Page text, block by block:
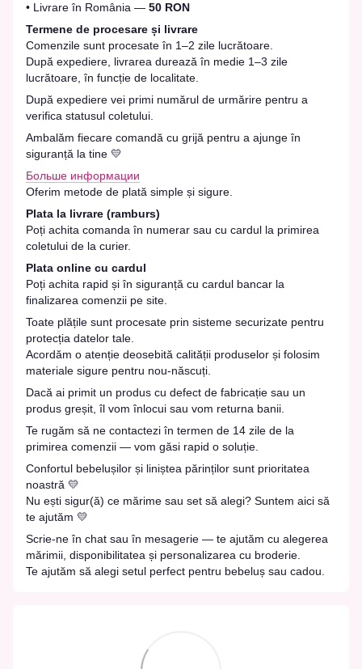
• Livrare în România — 50 RON
Termene de procesare și livrare
Comenzile sunt procesate în 1–2 zile lucrătoare.
După expediere, livrarea durează în medie 1–3 zile
lucrătoare, în funcție de localitate.
După expediere vei primi numărul de urmărire pentru a
verifica statusul coletului.
Ambalăm fiecare comandă cu grijă pentru a ajunge în
siguranță la tine 💛
Больше информации
Oferim metode de plată simple și sigure.
Plata la livrare (ramburs)
Poți achita comanda în numerar sau cu cardul la primirea
coletului de la curier.
Plata online cu cardul
Poți achita rapid și în siguranță cu cardul bancar la
finalizarea comenzii pe site.
Toate plățile sunt procesate prin sisteme securizate pentru
protecția datelor tale.
Acordăm o atenție deosebită calității produselor și folosim
materiale sigure pentru nou-născuți.
Dacă ai primit un produs cu defect de fabricație sau un
produs greșit, îl vom înlocui sau vom returna banii.
Te rugăm să ne contactezi în termen de 14 zile de la
primirea comenzii — vom găsi rapid o soluție.
Confortul bebelușilor și liniștea părinților sunt prioritatea
noastră 💛
Nu ești sigur(ă) ce mărime sau set să alegi? Suntem aici să
te ajutăm 💛
Scrie-ne în chat sau în mesagerie — te ajutăm cu alegerea
mărimii, disponibilitatea și personalizarea cu broderie.
Te ajutăm să alegi setul perfect pentru bebeluș sau cadou.